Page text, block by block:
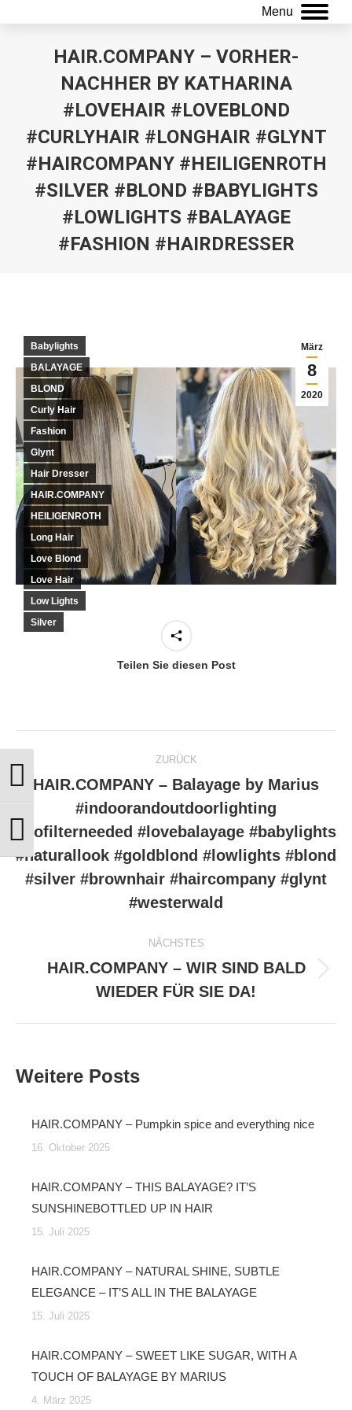
Umschalten auf hohe Kontraste
Schrift vergrößern
Menu
HAIR.COMPANY – VORHER-
NACHHER BY KATHARINA
#LOVEHAIR #LOVEBLOND
#CURLYHAIR #LONGHAIR #GLYNT
#HAIRCOMPANY #HEILIGENROTH
#SILVER #BLOND #BABYLIGHTS
#LOWLIGHTS #BALAYAGE
#FASHION #HAIRDRESSER
März
8
2020
Babylights
BALAYAGE
BLOND
Curly Hair
Fashion
Glynt
Hair Dresser
HAIR.COMPANY
HEILIGENROTH
Long Hair
Love Blond
Love Hair
Low Lights
Silver
Teilen Sie diesen Post
Kommentarnavigation
ZURÜCK
Vorheriger
Beitrag:
HAIR.COMPANY – Balayage by Marius
#indoorandoutdoorlighting
#nofilterneeded #lovebalayage #babylights
#naturallook #goldblond #lowlights #blond
#silver #brownhair #haircompany #glynt
#westerwald
NÄCHSTES
Beitrag:
HAIR.COMPANY – WIR SIND BALD
WIEDER FÜR SIE DA!
Weitere Posts
HAIR.COMPANY – Pumpkin spice and everything nice
16. Oktober 2025
HAIR.COMPANY – THIS BALAYAGE? IT’S
SUNSHINEBOTTLED UP IN HAIR
15. Juli 2025
HAIR.COMPANY – NATURAL SHINE, SUBTLE
ELEGANCE – IT’S ALL IN THE BALAYAGE
15. Juli 2025
HAIR.COMPANY – SWEET LIKE SUGAR, WITH A
TOUCH OF BALAYAGE BY MARIUS
4. März 2025